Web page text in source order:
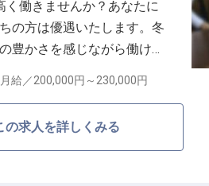
働きませんか？あなたに
の方は優遇いたします。冬
豊かさを感じながら働ける
合員の利用を目的に運営す
なしをしています。※この
月給／200,000円～ 230,000円
の求人を詳しくみる